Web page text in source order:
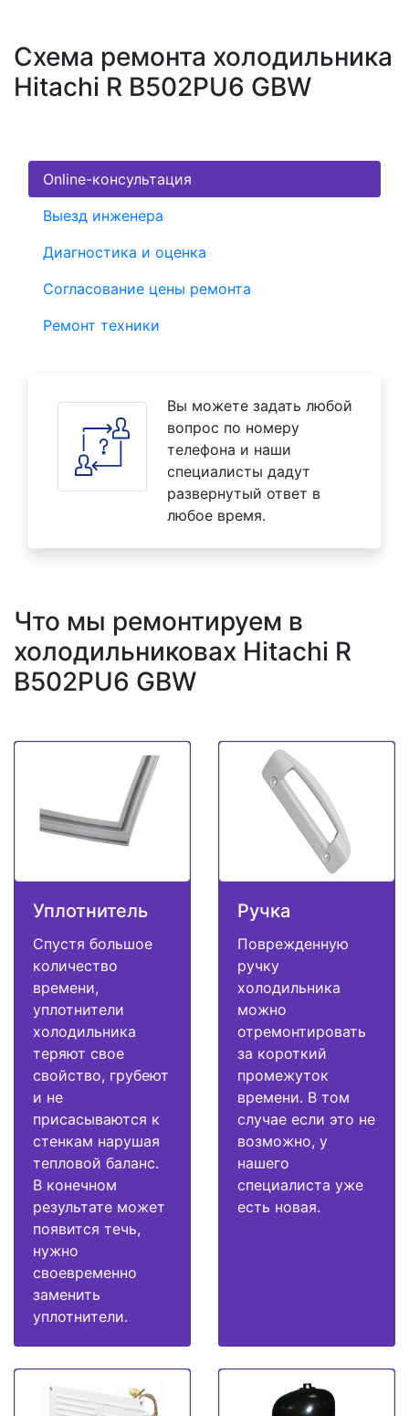
Схема ремонта холодильника
Hitachi R B502PU6 GBW
Online-консультация
Выезд инженера
Диагностика и оценка
Согласование цены ремонта
Ремонт техники
Вы можете задать любой
вопрос по номеру
телефона и наши
специалисты дадут
развернутый ответ в
любое время.
Что мы ремонтируем в
холодильниковах Hitachi R
B502PU6 GBW
Уплотнитель
Спустя большое
количество
времени,
уплотнители
холодильника
теряют свое
свойство, грубеют
и не
присасываются к
стенкам нарушая
тепловой баланс.
В конечном
результате может
появится течь,
нужно
своевременно
заменить
уплотнители.
Ручка
Поврежденную
ручку
холодильника
можно
отремонтировать
за короткий
промежуток
времени. В том
случае если это не
возможно, у
нашего
специалиста уже
есть новая.